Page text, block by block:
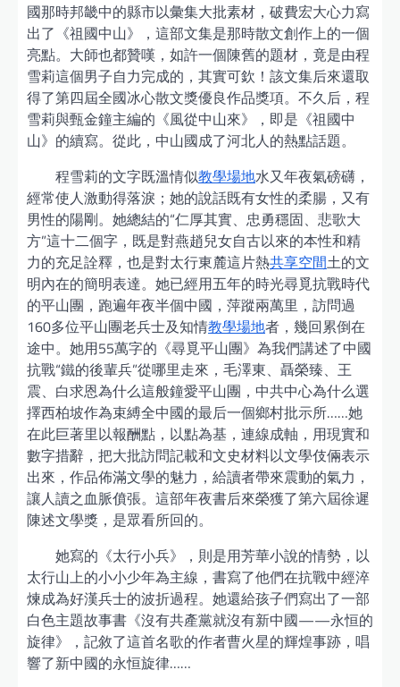
國那時邦畿中的縣市以彙集大批素材，破費宏大心力寫
出了《祖國中山》，這部文集是那時散文創作上的一個
亮點。大師也都贊嘆，如許一個陳舊的題材，竟是由程
雪莉這個男子自力完成的，其實可欽！該文集后來還取
得了第四屆全國冰心散文獎優良作品獎項。不久后，程
雪莉與甄金鐘主編的《風從中山來》，即是《祖國中
山》的續寫。從此，中山國成了河北人的熱點話題。
程雪莉的文字既溫情似教學場地水又年夜氣磅礴，
經常使人激動得落淚；她的說話既有女性的柔腸，又有
男性的陽剛。她總結的“仁厚其實、忠勇穩固、悲歌大
方”這十二個字，既是對燕趙兒女自古以來的本性和精
力的充足詮釋，也是對太行東麓這片熱共享空間土的文
明內在的簡明表達。她已經用五年的時光尋覓抗戰時代
的平山團，跑遍年夜半個中國，萍蹤兩萬里，訪問過
160多位平山團老兵士及知情教學場地者，幾回累倒在
途中。她用55萬字的《尋覓平山團》為我們講述了中國
抗戰“鐵的後輩兵”從哪里走來，毛澤東、聶榮臻、王
震、白求恩為什么這般鐘愛平山團，中共中心為什么選
擇西柏坡作為束縛全中國的最后一個鄉村批示所……她
在此巨著里以報酬點，以點為基，連線成軸，用現實和
數字措辭，把大批訪問記載和文史材料以文學伎倆表示
出來，作品佈滿文學的魅力，給讀者帶來震動的氣力，
讓人讀之血脈僨張。這部年夜書后來榮獲了第六屆徐遲
陳述文學獎，是眾看所回的。
她寫的《太行小兵》，則是用芳華小說的情勢，以
太行山上的小小少年為主線，書寫了他們在抗戰中經淬
煉成為好漢兵士的波折過程。她還給孩子們寫出了一部
白色主題故事書《沒有共產黨就沒有新中國——永恒的
旋律》，記敘了這首名歌的作者曹火星的輝煌事跡，唱
響了新中國的永恒旋律……